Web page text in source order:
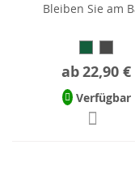
Bleiben Sie am
ab22,90 €
Verfügbar